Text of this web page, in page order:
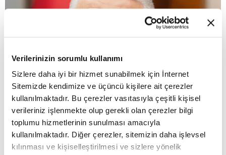
Verilerinizin sorumlu kullanımı
Sizlere daha iyi bir hizmet sunabilmek için İnternet
Sitemizde kendimize ve üçüncü kişilere ait çerezler
kullanılmaktadır. Bu çerezler vasıtasıyla çeşitli kişisel
verileriniz işlenmekte olup gerekli olan çerezler bilgi
toplumu hizmetlerinin sunulması amacıyla
kullanılmaktadır. Diğer çerezler, sitemizin daha işlevsel
kılınması ve kişiselleştirilmesi ve sizlere yönelik